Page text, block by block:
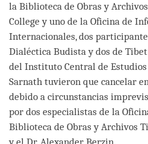
la Biblioteca de Obras y
College y uno de la Oficina de
Internacionales, dos
Dialéctica Budista y dos de
del Instituto Central de
Sarnath tuvieron que cancelar
debido a circunstancias
por dos especialistas de la
Biblioteca de Obras y Archivos